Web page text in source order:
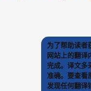
为了帮助读者
网站上的翻译
完成。译文多
准确。要查看
发现任何翻译